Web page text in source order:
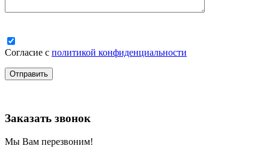
Согласие с политикой конфиденциальности
Заказать звонок
Мы Вам перезвоним!